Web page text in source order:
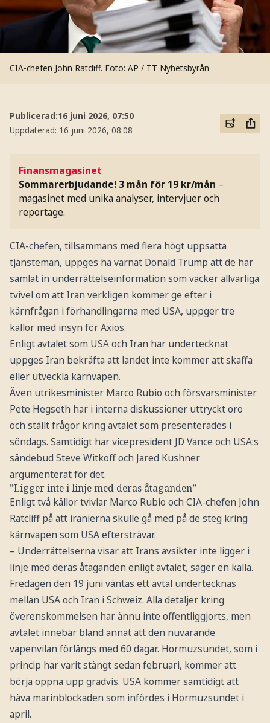
CIA-chefen John Ratcliff. Foto: AP / TT Nyhetsbyrån
Publicerad:16 juni 2026, 07:50
Uppdaterad: 16 juni 2026, 08:08
Finansmagasinet
Sommarerbjudande! 3 mån för 19 kr/mån –
magasinet med unika analyser, intervjuer och
reportage.
CIA-chefen, tillsammans med flera högt uppsatta
tjänstemän, uppges ha varnat Donald Trump att de har
samlat in underrättelseinformation som väcker allvarliga
tvivel om att Iran verkligen kommer ge efter i
kärnfrågan i förhandlingarna med USA, uppger tre
källor med insyn för Axios.
Enligt avtalet som USA och Iran har undertecknat
uppges Iran bekräfta att landet inte kommer att skaffa
eller utveckla kärnvapen.
Även utrikesminister Marco Rubio och försvarsminister
Pete Hegseth har i interna diskussioner uttryckt oro
och ställt frågor kring avtalet som presenterades i
söndags. Samtidigt har vicepresident JD Vance och USA:s
sändebud Steve Witkoff och Jared Kushner
argumenterat för det.
”Ligger inte i linje med deras åtaganden”
Enligt två källor tvivlar Marco Rubio och CIA-chefen John
Ratcliff på att iranierna skulle gå med på de steg kring
kärnvapen som USA eftersträvar.
– Underrättelserna visar att Irans avsikter inte ligger i
linje med deras åtaganden enligt avtalet, säger en källa.
Fredagen den 19 juni väntas ett avtal undertecknas
mellan USA och Iran i Schweiz. Alla detaljer kring
överenskommelsen har ännu inte offentliggjorts, men
avtalet innebär bland annat att den nuvarande
vapenvilan förlängs med 60 dagar. Hormuzsundet, som i
princip har varit stängt sedan februari, kommer att
börja öppna upp gradvis. USA kommer samtidigt att
häva marinblockaden som infördes i Hormuzsundet i
april.